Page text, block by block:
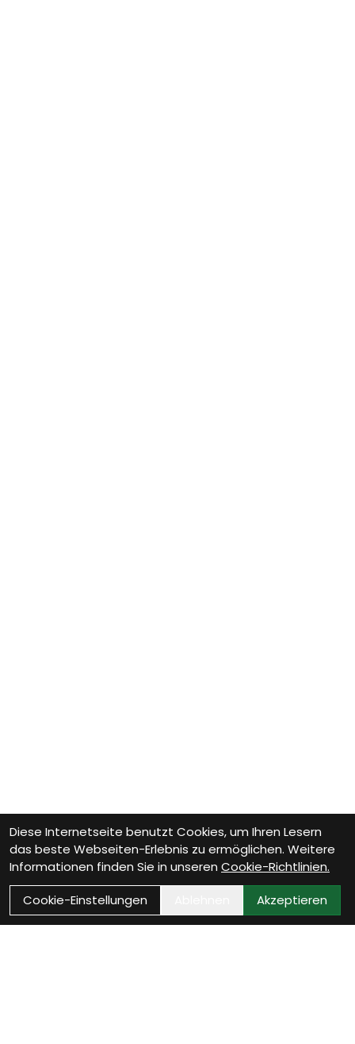
Diese Internetseite benutzt Cookies, um Ihren Lesern
das beste Webseiten-Erlebnis zu ermöglichen. Weitere
Informationen finden Sie in unseren Cookie-Richtlinien.
Cookie-Einstellungen
Akzeptieren